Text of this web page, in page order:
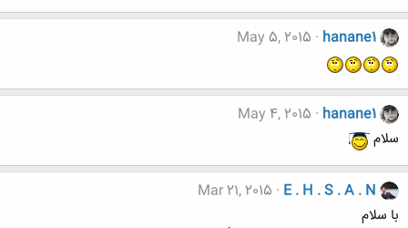
hanane1
May 5, 2015
hanane1
May 4, 2015
سلام
E . H . S . A . N
Mar 21, 2015
با سلام